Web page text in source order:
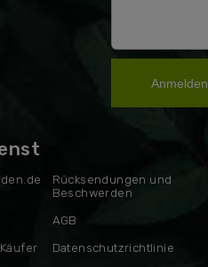
Anmelden
Rücksendungen und
Beschwerden
AGB
Datenschutzrichtlinie